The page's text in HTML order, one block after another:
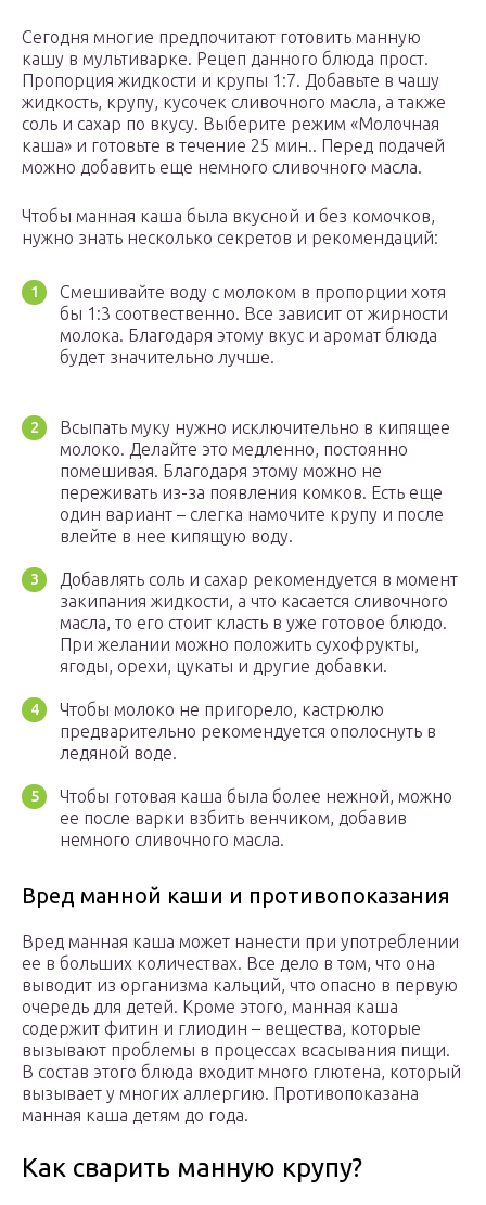
Сегодня многие предпочитают готовить манную
кашу в мультиварке. Рецеп данного блюда прост.
Пропорция жидкости и крупы 1:7. Добавьте в чашу
жидкость, крупу, кусочек сливочного масла, а также
соль и сахар по вкусу. Выберите режим «Молочная
каша» и готовьте в течение 25 мин.. Перед подачей
можно добавить еще немного сливочного масла.
Чтобы манная каша была вкусной и без комочков,
нужно знать несколько секретов и рекомендаций:
Смешивайте воду с молоком в пропорции хотя
бы 1:3 соотвественно. Все зависит от жирности
молока. Благодаря этому вкус и аромат блюда
будет значительно лучше.
Всыпать муку нужно исключительно в кипящее
молоко. Делайте это медленно, постоянно
помешивая. Благодаря этому можно не
переживать из-за появления комков. Есть еще
один вариант – слегка намочите крупу и после
влейте в нее кипящую воду.
Добавлять соль и сахар рекомендуется в момент
закипания жидкости, а что касается сливочного
масла, то его стоит класть в уже готовое блюдо.
При желании можно положить сухофрукты,
ягоды, орехи, цукаты и другие добавки.
Чтобы молоко не пригорело, кастрюлю
предварительно рекомендуется ополоснуть в
ледяной воде.
Чтобы готовая каша была более нежной, можно
ее после варки взбить венчиком, добавив
немного сливочного масла.
Вред манной каши и противопоказания
Вред манная каша может нанести при употреблении
ее в больших количествах. Все дело в том, что она
выводит из организма кальций, что опасно в первую
очередь для детей. Кроме этого, манная каша
содержит фитин и глиодин – вещества, которые
вызывают проблемы в процессах всасывания пищи.
В состав этого блюда входит много глютена, который
вызывает у многих аллергию. Противопоказана
манная каша детям до года.
Как сварить манную крупу?